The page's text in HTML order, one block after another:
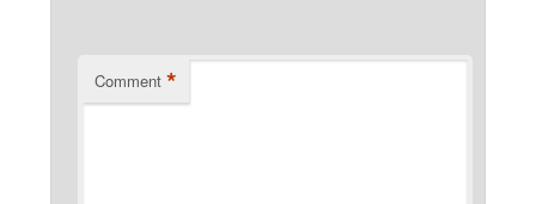
Comment *